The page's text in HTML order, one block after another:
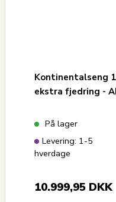
Kontinentalseng
ekstra fjedring -
På lager
Levering: 1-5
hverdage
10.999,95 DKK